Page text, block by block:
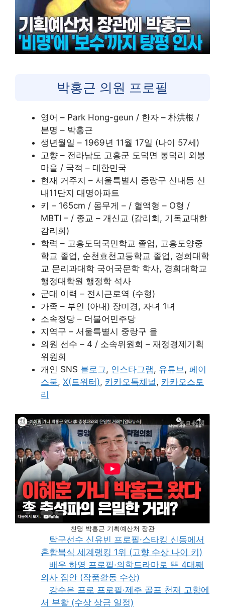
박홍근 의원 프로필
영어 – Park Hong-geun / 한자 – 朴洪根 /
본명 – 박홍근
생년월일 – 1969년 11월 17일 (나이 57세)
고향 – 전라남도 고흥군 도덕면 봉덕리 외봉
마을 / 국적 – 대한민국
현재 거주지 – 서울특별시 중랑구 신내동 신
내11단지 대명아파트
키 – 165cm / 몸무게 – / 혈액형 – O형 /
MBTI – / 종교 – 개신교 (감리회, 기독교대한
감리회)
학력 – 고흥도덕국민학교 졸업, 고흥도양중
학교 졸업, 순천효천고등학교 졸업, 경희대학
교 문리과대학 국어국문학 학사, 경희대학교
행정대학원 행정학 석사
군대 이력 – 전시근로역 (수형)
가족 – 부인 (아내) 장미경, 자녀 1녀
소속정당 – 더불어민주당
지역구 – 서울특별시 중랑구 을
의원 선수 – 4 / 소속위원회 – 재정경제기획
위원회
개인 SNS 블로그, 인스타그램, 유튜브, 페이
스북, X(트위터), 카카오톡채널, 카카오스토
리
친명 박홍근 기획예산처 장관
탁구선수 신유빈 프로필·스타킹 신동에서
혼합복식 세계랭킹 1위 (고향 수상 나이 키)
배우 하영 프로필·의학드라마로 뜬 4대째
의사 집안 (작품활동 수상)
강수은 프로 프로필·제주 골프 천재 고향에
서 부활 (수상 상금 일정)